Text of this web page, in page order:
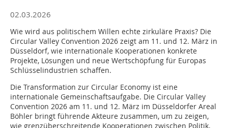
02.03.2026
Wie wird aus politischem Willen echte zirkuläre Praxis? Die
Circular Valley Convention 2026 zeigt am 11. und 12. März in
Düsseldorf, wie internationale Kooperationen konkrete
Projekte, Lösungen und neue Wertschöpfung für Europas
Schlüsselindustrien schaffen.
Die Transformation zur Circular Economy ist eine
internationale Gemeinschaftsaufgabe. Die Circular Valley
Convention 2026 am 11. und 12. März im Düsseldorfer Areal
Böhler bringt führende Akteure zusammen, um zu zeigen,
wie grenzüberschreitende Kooperationen zwischen Politik,